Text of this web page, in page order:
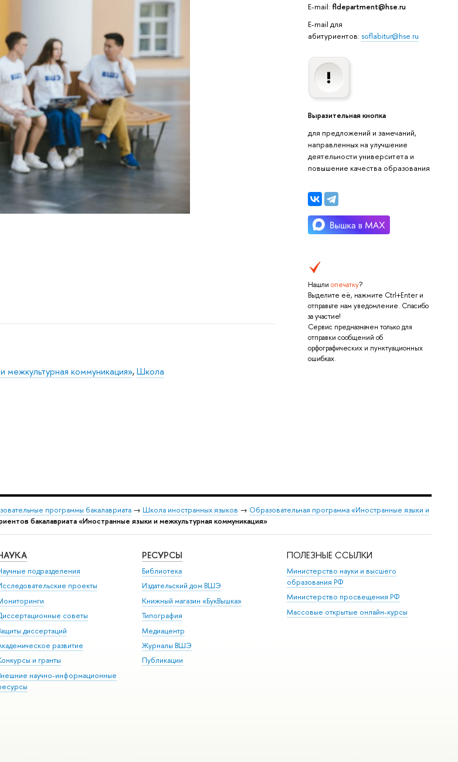
E-mail: fldepartment@hse.ru
E-mail для
абитуриентов: soflabitur@hse.ru
Выразительная кнопка
для предложений и замечаний,
направленных на улучшение
деятельности университета и
повышение качества образования
Нашли опечатку?
Выделите её, нажмите Ctrl+Enter и
отправьте нам уведомление. Спасибо
за участие!
Сервис предназначен только для
отправки сообщений об
орфографических и пунктуационных
ошибках.
межкультурная коммуникация»,Школа
программы бакалавриата→ Школа иностранных языков → Образовательная программа «Иностранные языки и
бакалавриата «Иностранные языки и межкультурная коммуникация»
подразделения
проекты
советы
диссертаций
развитие
и гранты
научно-информационные
РЕСУРСЫ
Библиотека
Издательский дом ВШЭ
Книжный магазин «БукВышка»
Типография
Медиацентр
Журналы ВШЭ
Публикации
ПОЛЕЗНЫЕ ССЫЛКИ
Министерство науки и высшего
образования РФ
Министерство просвещения РФ
Массовые открытые онлайн-курсы